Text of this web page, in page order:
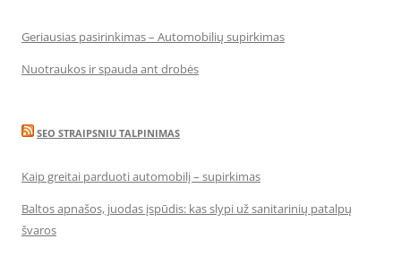
Geriausias pasirinkimas – Automobilių supirkimas
Nuotraukos ir spauda ant drobės
SEO STRAIPSNIU TALPINIMAS
Kaip greitai parduoti automobilį – supirkimas
Baltos apnašos, juodas įspūdis: kas slypi už sanitarinių patalpų
švaros